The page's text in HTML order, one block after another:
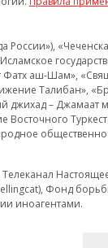
аш-Шам»,
Талибан»,
джихад –
Восточного
Фонд
иноагентами.